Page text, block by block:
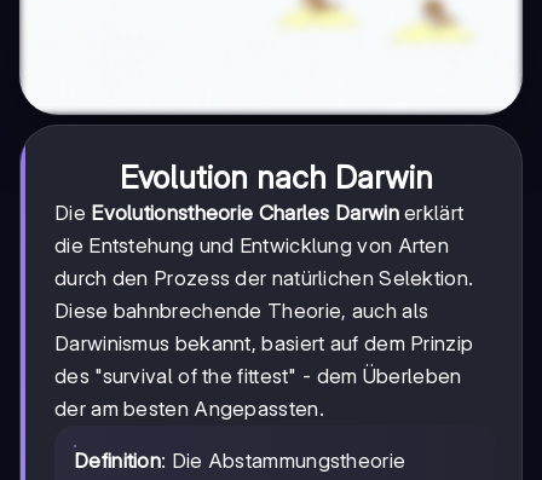
Evolution nach Darwin
Die Evolutionstheorie Charles Darwinerklärt
die Entstehung und Entwicklung von Arten
durch den Prozess der natürlichen Selektion.
Diese bahnbrechende Theorie, auch als
Darwinismus bekannt, basiert auf dem Prinzip
des "survival of the fittest" - dem Überleben
der am besten Angepassten.
Definition: Die Abstammungstheorie